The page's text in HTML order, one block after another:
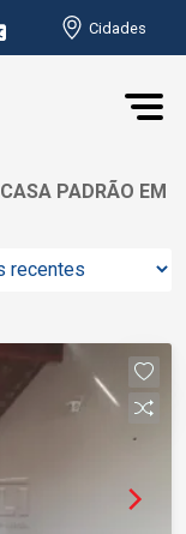
Cidades
PADRÃO EM